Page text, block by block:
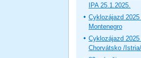
IPA 25.1.2025.
Cyklozájazd 2025
Montenegro
Cyklozájazd 2025
Chorvátsko /Istria/